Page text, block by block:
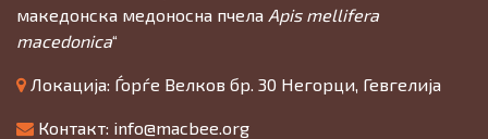
македонска медоносна пчела Apis mellifera
macedonica“
Локација: Ѓорѓе Велков бр. 30 Негорци, Гевгелија
Контакт: info@macbee.org